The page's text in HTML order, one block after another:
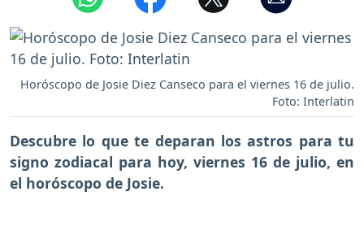
Horóscopo de Josie Diez Canseco para el viernes 16 de julio.
Foto: Interlatin
Descubre lo que te deparan los astros para tu
signo zodiacal para hoy, viernes 16 de julio, en
el horóscopo de Josie.